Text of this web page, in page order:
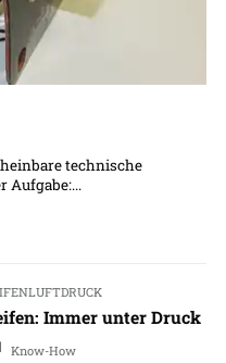
technische
Aufgabe:...
Immer unter Druck
Know-How